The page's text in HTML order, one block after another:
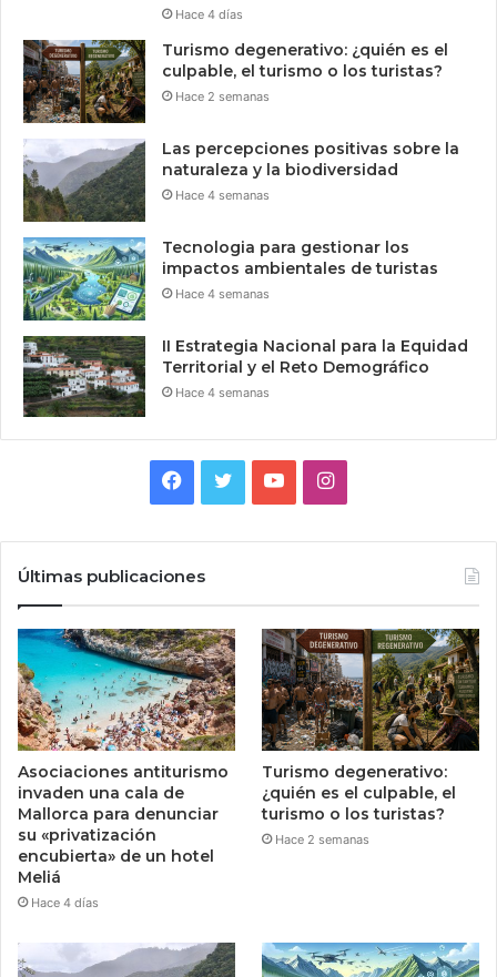
Hace 4 días
Turismo degenerativo: ¿quién es el
culpable, el turismo o los turistas?
Hace 2 semanas
Las percepciones positivas sobre la
naturaleza y la biodiversidad
Hace 4 semanas
Tecnologia para gestionar los
impactos ambientales de turistas
Hace 4 semanas
II Estrategia Nacional para la Equidad
Territorial y el Reto Demográfico
Hace 4 semanas
Facebook
TwitterYouTubeInstagram
Últimas publicaciones
Asociaciones antiturismo
invaden una cala de
Mallorca para denunciar
su «privatización
encubierta» de un hotel
Meliá
Hace 4 días
Turismo degenerativo:
¿quién es el culpable, el
turismo o los turistas?
Hace 2 semanas